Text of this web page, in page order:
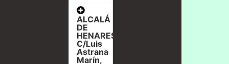
ALCALÁ
DE
HENARES,
C/Luis
Astrana
Marín,